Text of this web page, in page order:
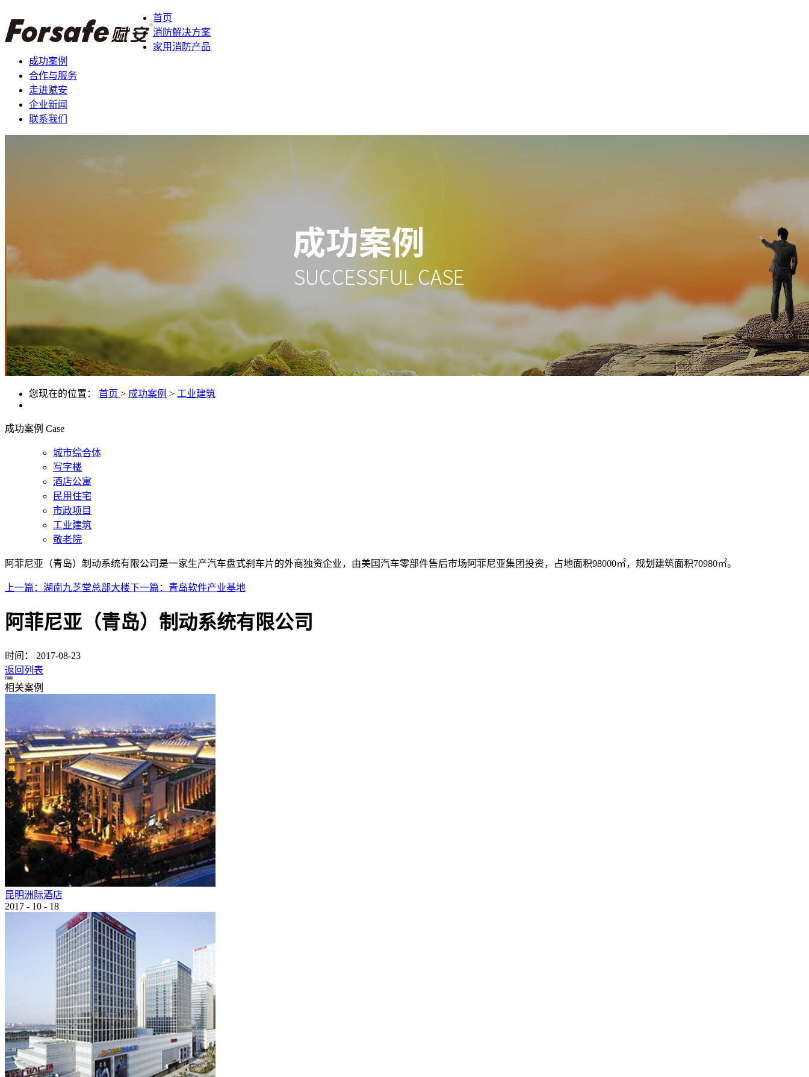
首页
消防解决方案
家用消防产品
成功案例
合作与服务
走进赋安
企业新闻
联系我们
您现在的位置： 首页 > 成功案例 > 工业建筑
成功案例 Case
城市综合体
写字楼
酒店公寓
民用住宅
市政项目
工业建筑
敬老院
阿菲尼亚（青岛）制动系统有限公司是一家生产汽车盘式刹车片的外商独资企业，由美国汽车零部件售后市场阿菲尼亚集团投资，占地面积98000㎡，规划建筑面积70980㎡。
上一篇： 湖南九芝堂总部大楼下一篇： 青岛软件产业基地
阿菲尼亚（青岛）制动系统有限公司
时间：
2017-08-23
返回列表
相关案例
昆明洲际酒店
2017 - 10 - 18